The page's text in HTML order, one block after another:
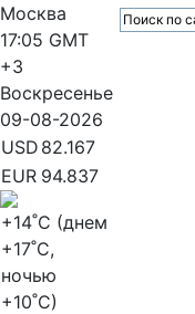
Москва
17:05 GMT
+3
Воскресенье
09-08-2026
USD 82.167
EUR 94.837
+14˚C (днем
+17˚C,
ночью
+10˚C)